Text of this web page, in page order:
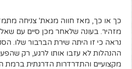
כך או כך, מאז חווה מגאת' צניחה
מזהיר. בעונה שלאחר מכן סיים עם
נראה כי זו היתה שירת הברבור שלו.
ההנהלות לא עזבו אותו לרגע, רק
מקצועיים והתדרדרות הדרגתית ברמת